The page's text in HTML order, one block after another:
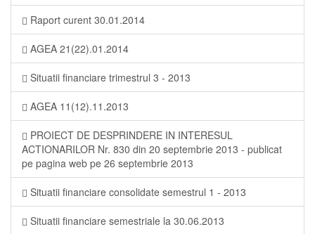
Raport curent 30.01.2014
AGEA 21(22).01.2014
Situatii financiare trimestrul 3 - 2013
AGEA 11(12).11.2013
PROIECT DE DESPRINDERE IN INTERESUL
ACTIONARILOR Nr. 830 din 20 septembrie 2013 - publicat
pe pagina web pe 26 septembrie 2013
Situatii financiare consolidate semestrul 1 - 2013
Situatii financiare semestriale la 30.06.2013